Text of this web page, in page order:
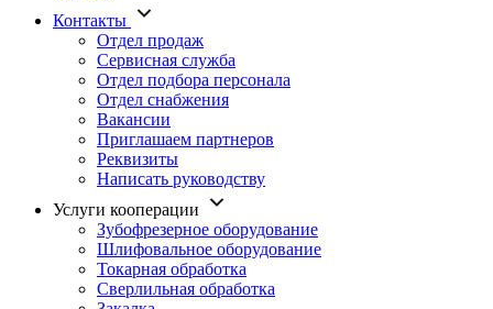
Контакты
Отдел продаж
Сервисная служба
Отдел подбора персонала
Отдел снабжения
Вакансии
Приглашаем партнеров
Реквизиты
Написать руководству
Услуги кооперации
Зубофрезерное оборудование
Шлифовальное оборудование
Токарная обработка
Cверлильная обработка